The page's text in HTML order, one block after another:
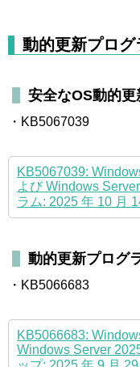
動的更新プログ
安全なOS動的
・KB5067039
KB5067039:
よび Windows
ラム: 2025 年 10 月
動的更新プログ
・KB5066683
KB5066683:
Windows Server